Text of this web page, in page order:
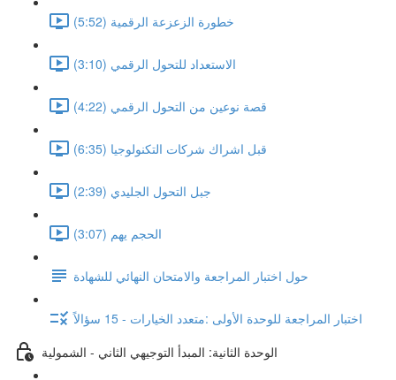
خطورة الزعزعة الرقمية (5:52)
الاستعداد للتحول الرقمي (3:10)
قصة نوعين من التحول الرقمي (4:22)
قبل اشراك شركات التكنولوجيا (6:35)
جبل التحول الجليدي (2:39)
الحجم يهم (3:07)
حول اختبار المراجعة والامتحان النهائي للشهادة
اختبار المراجعة للوحدة الأولى :متعدد الخيارات - 15 سؤالاً
الوحدة الثانية: المبدأ التوجيهي الثاني - الشمولية